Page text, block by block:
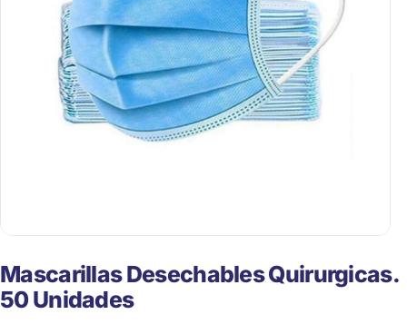
Mascarillas Desechables Quirurgicas.
50 Unidades